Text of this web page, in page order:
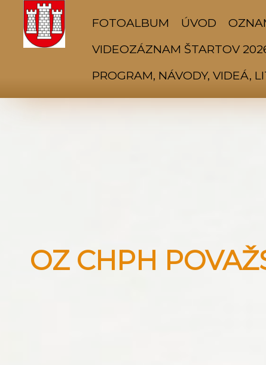
FOTOALBUM ÚVOD
VIDEOZÁZNAM ŠTARTOV
PROGRAM, NÁVODY, VIDEÁ,
OZ CHPH